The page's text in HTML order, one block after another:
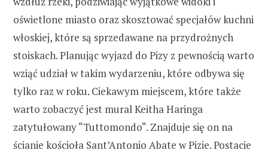
oświetlone miasto oraz skosztować specjałów kuchni
włoskiej, które są sprzedawane na przydrożnych
stoiskach. Planując wyjazd do Pizy z pewnością warto
wziąć udział w takim wydarzeniu, które odbywa się
tylko raz w roku. Ciekawym miejscem, które także
warto zobaczyć jest mural Keitha Haringa
zatytułowany “Tuttomondo“. Znajduje się on na
ścianie kościoła Sant’Antonio Abate w Pizie. Postacie